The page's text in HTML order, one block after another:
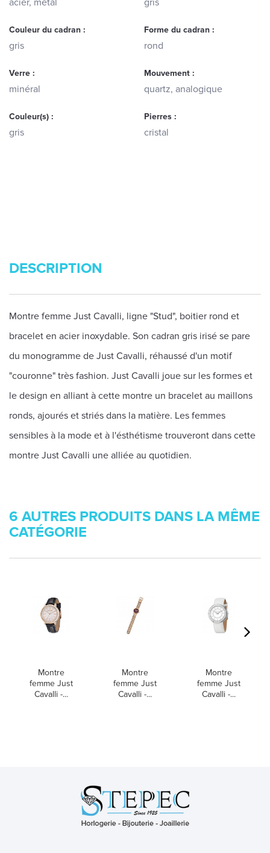
acier, métal gris
Couleur du cadran :
gris
Forme du cadran :
rond
Verre :
minéral
Mouvement :
quartz, analogique
Couleur(s) :
gris
Pierres :
cristal
DESCRIPTION
Montre femme Just Cavalli, ligne "Stud", boitier rond et
bracelet en acier inoxydable. Son cadran gris irisé se pare
du monogramme de Just Cavalli, réhaussé d'un motif
"couronne" très fashion. Just Cavalli joue sur les formes et
le design en alliant à cette montre un bracelet au maillons
ronds, ajourés et striés dans la matière. Les femmes
sensibles à la mode et à l'ésthétisme trouveront dans cette
montre Just Cavalli une alliée au quotidien.
6 AUTRES PRODUITS DANS LA MÊME
CATÉGORIE
Montre
femme Just
Cavalli -...
Montre
femme Just
Cavalli -...
Montre
femme Just
Cavalli -...